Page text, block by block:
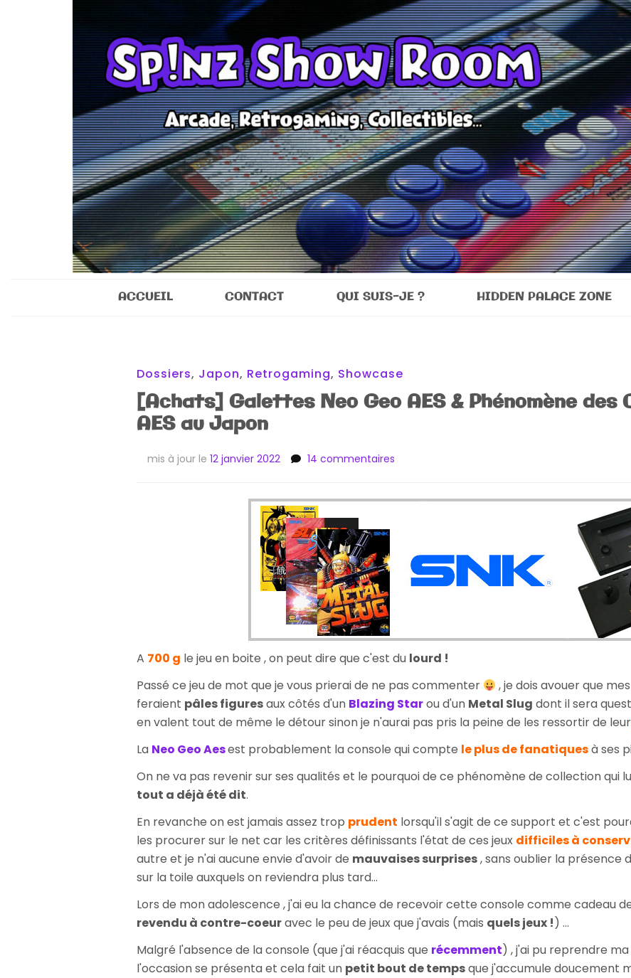
Sp!nz Show Room
ACCUEIL CONTACT QUI SUIS-JE ? HIDDEN PALACE ZONE
Dossiers, Japon, Retrogaming, Showcase
[Achats] Galettes Neo Geo AES & Phénomène
AES au Japon
mis à jour le 12 janvier 2022 14 commentaires
Neo
Phénomène
des
Japon
A 700 g le jeu en boite , on peut dire que c'est du lourd !
Passé ce jeu de mot que je vous prierai de ne pas commenter
, je dois avouer que
feraient pâles figuresaux côtés d'un Blazing Starou d'un Metal Slug dont il sera
en valent tout de même le détour sinon je n'aurai pas pris la peine de les ressortir de leur
La Neo Geo Aesest probablement la console qui compte le plus de fanatiquesà ses
On ne va pas revenir sur ses qualités et le pourquoi de ce phénomène de collection qui
tout a déjà été dit.
En revanche on est jamais assez trop prudent lorsqu'il s'agit de ce support et c'est
les procurer sur le net car les critères définissants l'état de ces jeux difficiles à
autre et je n'ai aucune envie d'avoir de mauvaises surprises, sans oublier la présence
sur la toile auxquels on reviendra plus tard...
Lors de mon adolescence , j'ai eu la chance de recevoir cette console comme cadeau
revendu à contre-coeuravec le peu de jeux que j'avais (mais quels jeux !) ...
Malgré l'absence de la console (que j'ai réacquis que récemment) , j'ai pu reprendre
l'occasion se présenta et cela fait un petit bout de tempsque j'accumule doucement